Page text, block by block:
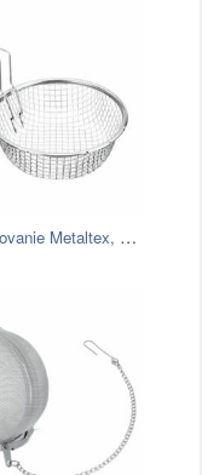
Sitko na fritovanie Metaltex, ⌀ 20 cm